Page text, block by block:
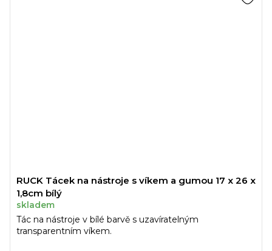
RUCK Tácek na nástroje s víkem a gumou 17 x 26 x
1,8cm bílý
skladem
Tác na nástroje v bílé barvě s uzavíratelným
transparentním víkem.